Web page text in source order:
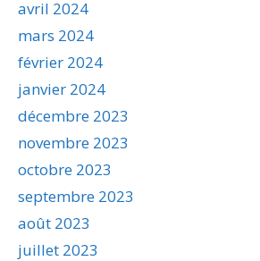
avril 2024
mars 2024
février 2024
janvier 2024
décembre 2023
novembre 2023
octobre 2023
septembre 2023
août 2023
juillet 2023